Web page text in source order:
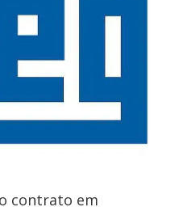
contrato em